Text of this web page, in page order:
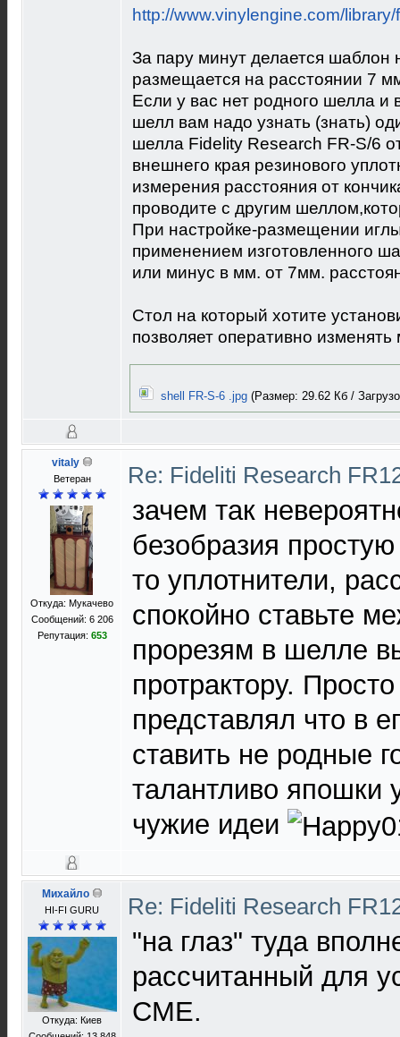
http://www.vinylengine.com/
За пару минут делается шаблон
размещается на расстоянии 7
Если у вас нет родного шелла и
шелл вам надо узнать (знать)
шелла Fidelity Research FR-S/6
внешнего края резинового
измерения расстояния от
проводите с другим
При настройке-размещении
применением изготовленного
или минус в мм. от 7мм.
Стол на который хотите
позволяет оперативно
shell FR-S-6 .jpg(Размер: 29.62 Кб /
vitaly
Ветеран
Откуда: Мукачево
Сообщений: 6 206
Репутация: 653
Re: Fideliti Research
зачем так
безобразия
то уплотнители,
спокойно ставьте
прорезям в шелле
протрактору.
представлял что в
ставить не родные
талантливо япошки
чужие идеи
Михайло
HI-FI GURU
Откуда: Киев
Re: Fideliti Research
"на глаз" туда
рассчитанный для
СМЕ.